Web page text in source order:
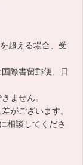
超える場合、受
際書留郵便、日
ません。
がございます。
相談してくださ